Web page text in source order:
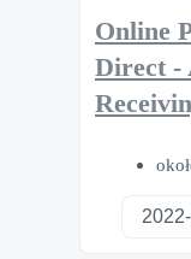
Online
Direct -